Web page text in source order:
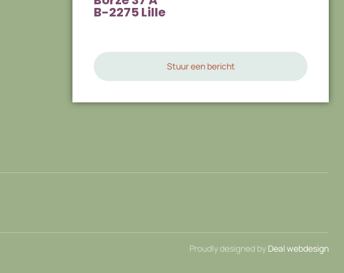
B-2275 Lille
Stuur een bericht
Proudly designed by Deal webdesign